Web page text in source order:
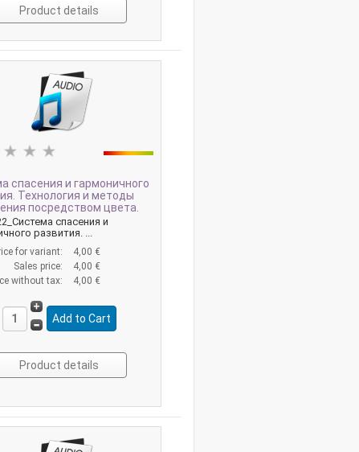
Product details
спасения и гармоничного
Технология и методы
посредством цвета.
спасения и
развития. ...
for variant:
4,00 €
Sales price:
4,00 €
without tax:
4,00 €
Product details